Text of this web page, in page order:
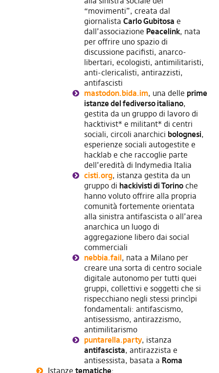
“movimenti”, creata dal
giornalista Carlo Gubitosa e
dall’associazione Peacelink, nata
per offrire uno spazio di
discussione pacifisti, anarco-
libertari, ecologisti, antimilitaristi,
anti-clericalisti, antirazzisti,
antifascisti
mastodon.bida.im, una delle prime
istanze del fediverso italiano,
gestita da un gruppo di lavoro di
hacktivist* e militant* di centri
sociali, circoli anarchici bolognesi,
esperienze sociali autogestite e
hacklab e che raccoglie parte
dell’eredità di Indymedia Italia
cisti.org, istanza gestita da un
gruppo di hackivisti di Torinoche
hanno voluto offrire alla propria
comunità fortemente orientata
alla sinistra antifascista o all’area
anarchica un luogo di
aggregazione libero dai social
commerciali
nebbia.fail, nata a Milano per
creare una sorta di centro sociale
digitale autonomo per tutti quei
gruppi, collettivi e soggetti che si
rispecchiano negli stessi princìpi
fondamentali: antifascismo,
antisessismo, antirazzismo,
antimilitarismo
puntarella.party, istanza
antifascista, antirazzista e
antisessista, basata a Roma
Istanze tematiche: